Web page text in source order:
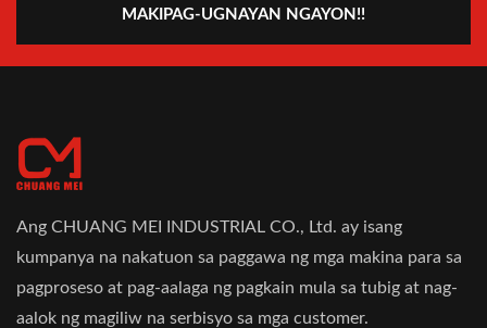
MAKIPAG-UGNAYAN NGAYON!!
Ang CHUANG MEI INDUSTRIAL CO., Ltd. ay isang
kumpanya na nakatuon sa paggawa ng mga makina para sa
pagproseso at pag-aalaga ng pagkain mula sa tubig at nag-
aalok ng magiliw na serbisyo sa mga customer.